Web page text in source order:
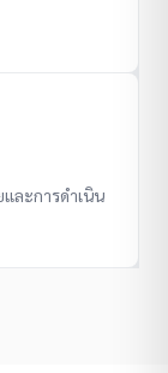
ละการดำเนิน